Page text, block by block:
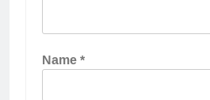
Name*